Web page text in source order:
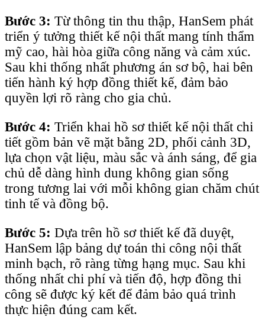
Bước 3: Từ thông tin thu thập, HanSem phát
triển ý tưởng thiết kế nội thất mang tính thẩm
mỹ cao, hài hòa giữa công năng và cảm xúc.
Sau khi thống nhất phương án sơ bộ, hai bên
tiến hành ký hợp đồng thiết kế, đảm bảo
quyền lợi rõ ràng cho gia chủ.
Bước 4: Triển khai hồ sơ thiết kế nội thất chi
tiết gồm bản vẽ mặt bằng 2D, phối cảnh 3D,
lựa chọn vật liệu, màu sắc và ánh sáng, để gia
chủ dễ dàng hình dung không gian sống
trong tương lai với mỗi không gian chăm chút
tinh tế và đồng bộ.
Bước 5: Dựa trên hồ sơ thiết kế đã duyệt,
HanSem lập bảng dự toán thi công nội thất
minh bạch, rõ ràng từng hạng mục. Sau khi
thống nhất chi phí và tiến độ, hợp đồng thi
công sẽ được ký kết để đảm bảo quá trình
thực hiện đúng cam kết.